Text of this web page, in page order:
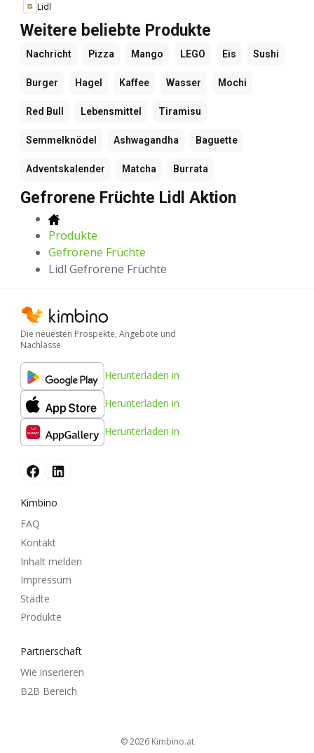
Lidl
Weitere beliebte Produkte
Nachricht Pizza Mango LEGO Eis Sushi
Burger Hagel Kaffee Wasser Mochi
Red Bull Lebensmittel Tiramisu
Semmelknödel Ashwagandha Baguette
Adventskalender Matcha Burrata
Gefrorene Früchte Lidl Aktion
Produkte
Gefrorene Früchte
Lidl Gefrorene Früchte
Die neuesten Prospekte, Angebote und
Nachlässe
Herunterladen in
Herunterladen in
Herunterladen in
Kimbino
FAQ
Kontakt
Inhalt melden
Impressum
Städte
Produkte
Partnerschaft
Wie inserieren
B2B Bereich
© 2026 kimbino.at